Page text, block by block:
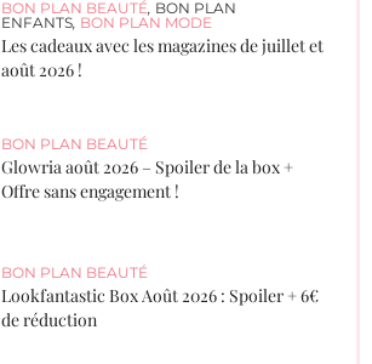
BON PLAN BEAUTÉ, BON PLAN
ENFANTS, BON PLAN MODE
Les cadeaux avec les magazines de juillet et
août 2026 !
BON PLAN BEAUTÉ
Glowria août 2026 – Spoiler de la box +
Offre sans engagement !
BON PLAN BEAUTÉ
Lookfantastic Box Août 2026 : Spoiler + 6€
de réduction